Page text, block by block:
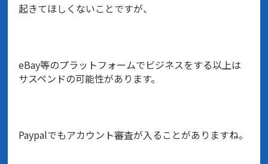
起きてほしくないことですが、
eBay等のプラットフォームでビジネスをする以上は
サスペンドの可能性があります。
Paypalでもアカウント審査が入ることがありますね。